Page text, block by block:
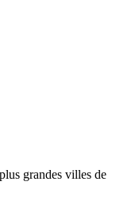
grandes villes de